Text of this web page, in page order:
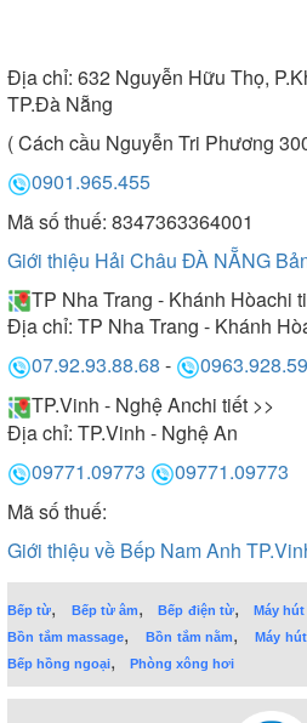
Địa chỉ: 632 Nguyễn Hữu Thọ,
TP.Đà Nẵng
( Cách cầu Nguyễn Tri Phương
0901.965.455
Mã số thuế: 8347363364001
Giới thiệu Hải Châu ĐÀ NẴNG
TP Nha Trang - Khánh Hòachi
Địa chỉ: TP Nha Trang - Khánh
07.92.93.88.68 -
TP.Vinh - Nghệ Anchi tiết >>
Địa chỉ: TP.Vinh - Nghệ An
09771.09773
09771.09773
Mã số thuế:
Giới thiệu về Bếp Nam Anh
Bếp từ, Bếp từ âm,Bếp điện từ,Máy
Bồn tắm massage,Bồn tắm nằm,Máy
Bếp hồng ngoại, Phòng xông hơi